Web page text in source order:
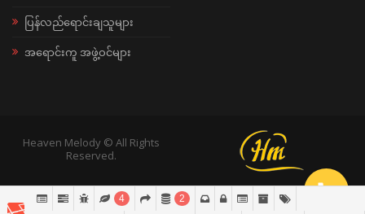
ပြန်လည်ရောင်းချသူများ
အရောင်းကူ အဖွဲ့ဝင်များ
Heaven Melody © All Rights
Reserved.
4 2